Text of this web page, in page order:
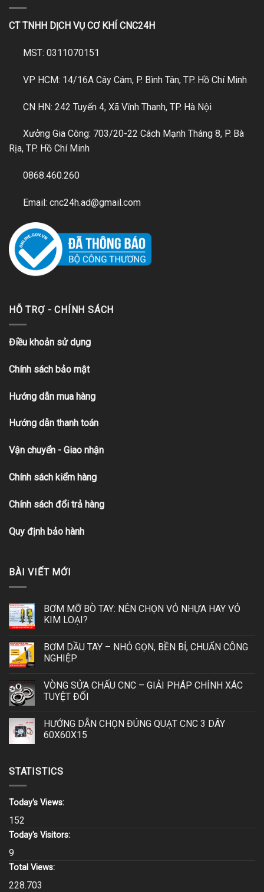
CT TNHH DỊCH VỤ CƠ KHÍ CNC24H
MST: 0311070151
VP HCM: 14/16A Cây Cám, P. Bình Tân, TP. Hồ Chí Minh
CN HN: 242 Tuyến 4, Xã Vĩnh Thanh, TP. Hà Nội
Xưởng Gia Công: 703/20-22 Cách Mạnh Tháng 8, P. Bà
Rịa, TP. Hồ Chí Minh
0868.460.260
Email: cnc24h.ad@gmail.com
HỖ TRỢ - CHÍNH SÁCH
Điều khoản sử dụng
Chính sách bảo mật
Hướng dẫn mua hàng
Hướng dẫn thanh toán
Vận chuyển - Giao nhận
Chính sách kiểm hàng
Chính sách đổi trả hàng
Quy định bảo hành
BÀI VIẾT MỚI
BƠM MỠ BÒ TAY: NÊN CHỌN VỎ NHỰA HAY VỎ
KIM LOẠI?
BƠM DẦU TAY – NHỎ GỌN, BỀN BỈ, CHUẨN CÔNG
NGHIỆP
VÒNG SỬA CHẤU CNC – GIẢI PHÁP CHÍNH XÁC
TUYỆT ĐỐI
HƯỚNG DẪN CHỌN ĐÚNG QUẠT CNC 3 DÂY
60X60X15
STATISTICS
Today's Views:
152
Today's Visitors:
9
Total Views:
228.703